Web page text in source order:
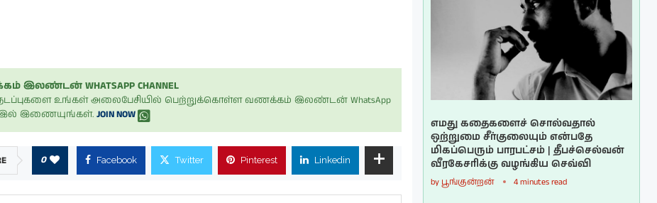
இலண்டன் WHATSAPP CHANNEL
நடப்புகளை உங்கள் அலைபேசியில் பெற்றுக்கொள்ள வணக்கம் இலண்டன் WhatsApp
இணையுங்கள். JOIN NOW
0 Facebook Twitter Pinterest Linkedin
எமது கதைகளைச் சொல்வதால்
ஒற்றுமை சீர்குலையும் என்பதே
மிகப்பெரும் பாரபட்சம் | தீபச்செல்வன்
வீரகேசரிக்கு வழங்கிய செவ்வி
by பூங்குன்றன் 4 minutes read